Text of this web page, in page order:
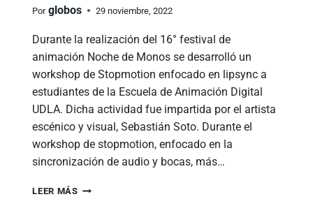
Por globos 29 noviembre, 2022
Durante la realización del 16° festival de
animación Noche de Monos se desarrolló un
workshop de Stopmotion enfocado en lipsync a
estudiantes de la Escuela de Animación Digital
UDLA. Dicha actividad fue impartida por el artista
escénico y visual, Sebastián Soto. Durante el
workshop de stopmotion, enfocado en la
sincronización de audio y bocas, más…
LEER MÁS